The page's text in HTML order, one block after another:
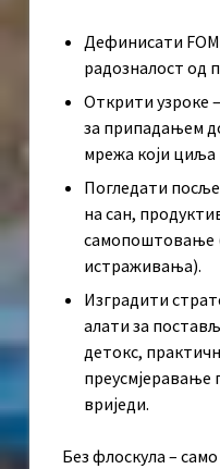
Дефинисати
радозналост од
Открити узроке
за припадањем
мрежа који циља
Погледати
на сан,
самопоштовање
истраживања).
Изградити
алати за
детокс,
вриједи.
Без флоскула –